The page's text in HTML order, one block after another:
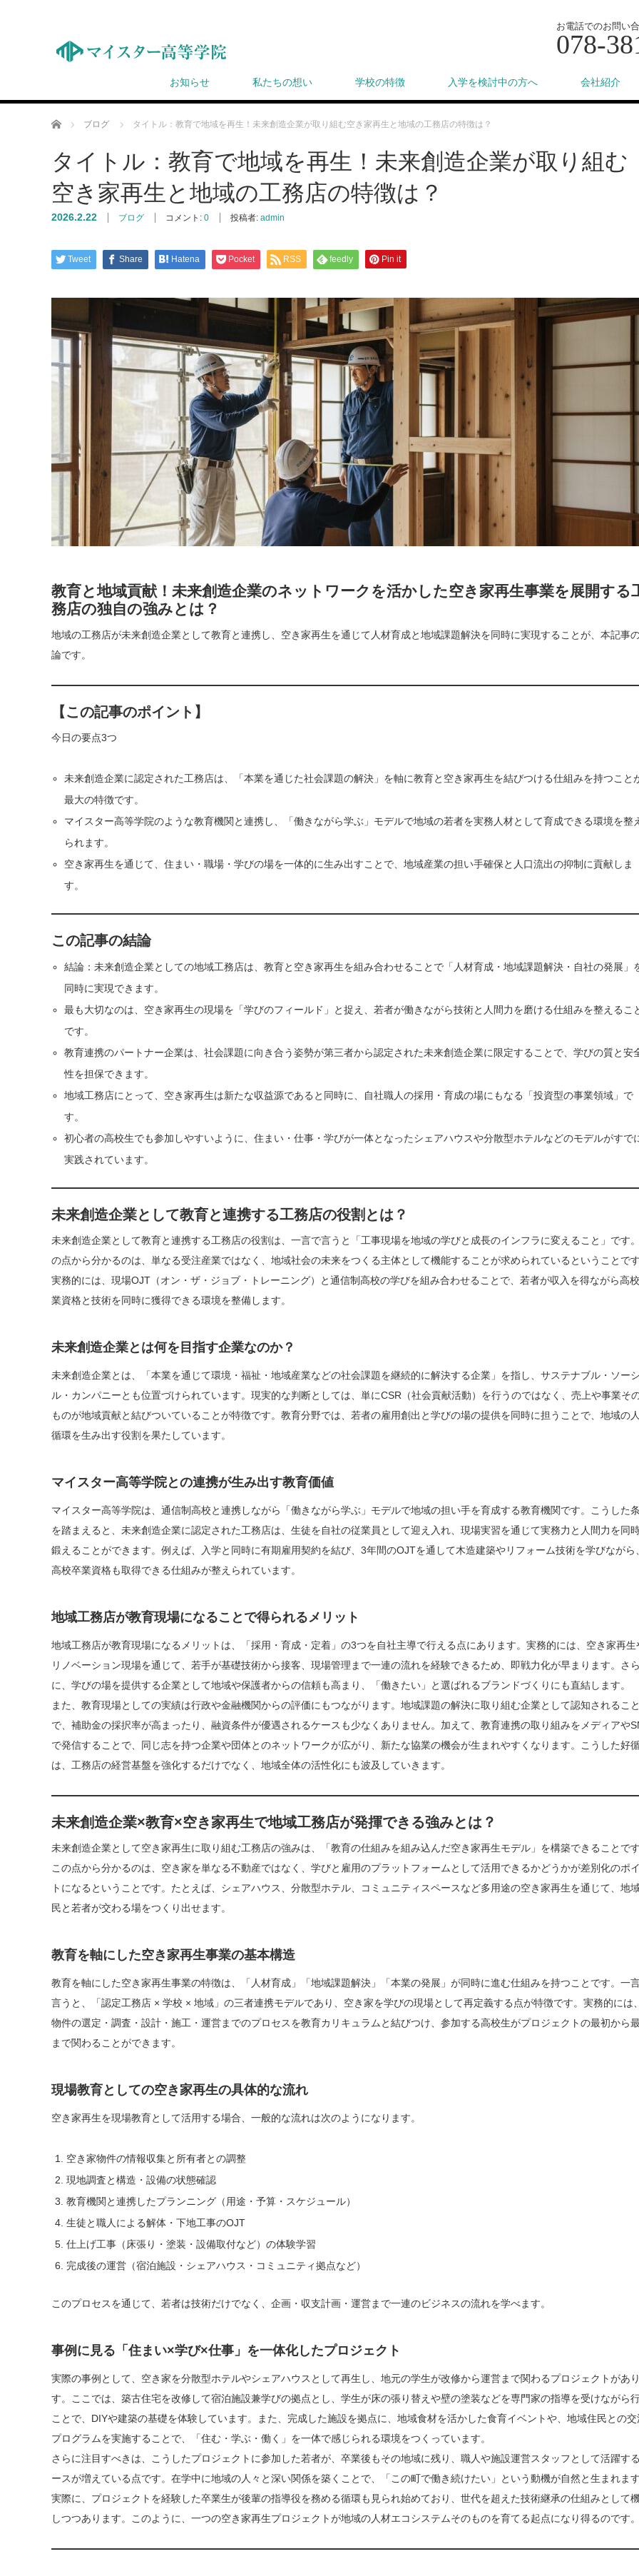
お電話でのお問い
078-
お知らせ 私たちの想い 学校の特徴 入学を検討中の方へ 会社紹介
ホーム ブログ タイトル：教育で地域を再生！未来創造企業が取り組む空き家再生と地域の工務店の特徴は？
タイトル：教育で地域を再生！未来創造企業が取り組む
空き家再生と地域の工務店の特徴は？
2026.2.22 ブログ コメント: 0 投稿者: admin
Tweet Share Hatena Pocket RSS feedly Pin it
教育と地域貢献！未来創造企業のネットワークを活かした空き家再生事業を展開する
務店の独自の強みとは？
地域の工務店が未来創造企業として教育と連携し、空き家再生を通じて人材育成と地域課題解決を同時に実現することが、本記事
論です。
【この記事のポイント】
今日の要点3つ
未来創造企業に認定された工務店は、「本業を通じた社会課題の解決」を軸に教育と空き家再生を結びつける仕組みを持つこと
最大の特徴です。
マイスター高等学院のような教育機関と連携し、「働きながら学ぶ」モデルで地域の若者を実務人材として育成できる環境を整
られます。
空き家再生を通じて、住まい・職場・学びの場を一体的に生み出すことで、地域産業の担い手確保と人口流出の抑制に貢献しま
す。
この記事の結論
結論：未来創造企業としての地域工務店は、教育と空き家再生を組み合わせることで「人材育成・地域課題解決・自社の発展」
同時に実現できます。
最も大切なのは、空き家再生の現場を「学びのフィールド」と捉え、若者が働きながら技術と人間力を磨ける仕組みを整えるこ
です。
教育連携のパートナー企業は、社会課題に向き合う姿勢が第三者から認定された未来創造企業に限定することで、学びの質と安
性を担保できます。
地域工務店にとって、空き家再生は新たな収益源であると同時に、自社職人の採用・育成の場にもなる「投資型の事業領域」で
す。
初心者の高校生でも参加しやすいように、住まい・仕事・学びが一体となったシェアハウスや分散型ホテルなどのモデルがすで
実践されています。
未来創造企業として教育と連携する工務店の役割とは？
未来創造企業として教育と連携する工務店の役割は、一言で言うと「工事現場を地域の学びと成長のインフラに変えること」です
の点から分かるのは、単なる受注産業ではなく、地域社会の未来をつくる主体として機能することが求められているということで
実務的には、現場OJT（オン・ザ・ジョブ・トレーニング）と通信制高校の学びを組み合わせることで、若者が収入を得ながら高
業資格と技術を同時に獲得できる環境を整備します。
未来創造企業とは何を目指す企業なのか？
未来創造企業とは、「本業を通じて環境・福祉・地域産業などの社会課題を継続的に解決する企業」を指し、サステナブル・ソー
ル・カンパニーとも位置づけられています。現実的な判断としては、単にCSR（社会貢献活動）を行うのではなく、売上や事業そ
ものが地域貢献と結びついていることが特徴です。教育分野では、若者の雇用創出と学びの場の提供を同時に担うことで、地域の
循環を生み出す役割を果たしています。
マイスター高等学院との連携が生み出す教育価値
マイスター高等学院は、通信制高校と連携しながら「働きながら学ぶ」モデルで地域の担い手を育成する教育機関です。こうした
を踏まえると、未来創造企業に認定された工務店は、生徒を自社の従業員として迎え入れ、現場実習を通じて実務力と人間力を同
鍛えることができます。例えば、入学と同時に有期雇用契約を結び、3年間のOJTを通して木造建築やリフォーム技術を学びながら
高校卒業資格も取得できる仕組みが整えられています。
地域工務店が教育現場になることで得られるメリット
地域工務店が教育現場になるメリットは、「採用・育成・定着」の3つを自社主導で行える点にあります。実務的には、空き家再生
リノベーション現場を通じて、若手が基礎技術から接客、現場管理まで一連の流れを経験できるため、即戦力化が早まります。さ
に、学びの場を提供する企業として地域や保護者からの信頼も高まり、「働きたい」と選ばれるブランドづくりにも直結します。
また、教育現場としての実績は行政や金融機関からの評価にもつながります。地域課題の解決に取り組む企業として認知されるこ
で、補助金の採択率が高まったり、融資条件が優遇されるケースも少なくありません。加えて、教育連携の取り組みをメディアや
で発信することで、同じ志を持つ企業や団体とのネットワークが広がり、新たな協業の機会が生まれやすくなります。こうした好
は、工務店の経営基盤を強化するだけでなく、地域全体の活性化にも波及していきます。
未来創造企業×教育×空き家再生で地域工務店が発揮できる強みとは？
未来創造企業として空き家再生に取り組む工務店の強みは、「教育の仕組みを組み込んだ空き家再生モデル」を構築できることで
この点から分かるのは、空き家を単なる不動産ではなく、学びと雇用のプラットフォームとして活用できるかどうかが差別化のポ
トになるということです。たとえば、シェアハウス、分散型ホテル、コミュニティスペースなど多用途の空き家再生を通じて、地
民と若者が交わる場をつくり出せます。
教育を軸にした空き家再生事業の基本構造
教育を軸にした空き家再生事業の特徴は、「人材育成」「地域課題解決」「本業の発展」が同時に進む仕組みを持つことです。一
言うと、「認定工務店 × 学校 × 地域」の三者連携モデルであり、空き家を学びの現場として再定義する点が特徴です。実務的には
物件の選定・調査・設計・施工・運営までのプロセスを教育カリキュラムと結びつけ、参加する高校生がプロジェクトの最初から
まで関わることができます。
現場教育としての空き家再生の具体的な流れ
空き家再生を現場教育として活用する場合、一般的な流れは次のようになります。
空き家物件の情報収集と所有者との調整
現地調査と構造・設備の状態確認
教育機関と連携したプランニング（用途・予算・スケジュール）
生徒と職人による解体・下地工事のOJT
仕上げ工事（床張り・塗装・設備取付など）の体験学習
完成後の運営（宿泊施設・シェアハウス・コミュニティ拠点など）
このプロセスを通じて、若者は技術だけでなく、企画・収支計画・運営まで一連のビジネスの流れを学べます。
事例に見る「住まい×学び×仕事」を一体化したプロジェクト
実際の事例として、空き家を分散型ホテルやシェアハウスとして再生し、地元の学生が改修から運営まで関わるプロジェクトがあ
す。ここでは、築古住宅を改修して宿泊施設兼学びの拠点とし、学生が床の張り替えや壁の塗装などを専門家の指導を受けながら
ことで、DIYや建築の基礎を体験しています。また、完成した施設を拠点に、地域食材を活かした食育イベントや、地域住民との交
プログラムを実施することで、「住む・学ぶ・働く」を一体で感じられる環境をつくっています。
さらに注目すべきは、こうしたプロジェクトに参加した若者が、卒業後もその地域に残り、職人や施設運営スタッフとして活躍す
ースが増えている点です。在学中に地域の人々と深い関係を築くことで、「この町で働き続けたい」という動機が自然と生まれま
実際に、プロジェクトを経験した卒業生が後輩の指導役を務める循環も見られ始めており、世代を超えた技術継承の仕組みとして
しつつあります。このように、一つの空き家再生プロジェクトが地域の人材エコシステムそのものを育てる起点になり得るのです